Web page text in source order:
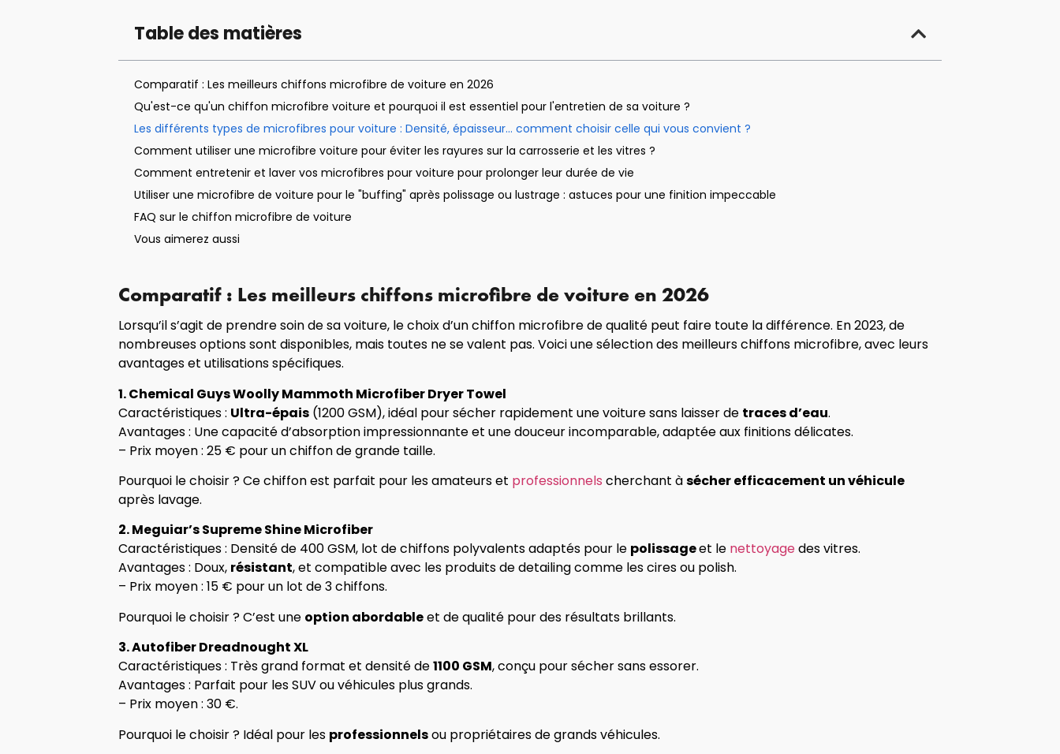
Table des matières
Comparatif : Les meilleurs chiffons microfibre de voiture en 2026
Qu'est-ce qu'un chiffon microfibre voiture et pourquoi il est essentiel pour l'entretien de sa voiture ?
Les différents types de microfibres pour voiture : Densité, épaisseur... comment choisir celle qui vous convient ?
Comment utiliser une microfibre voiture pour éviter les rayures sur la carrosserie et les vitres ?
Comment entretenir et laver vos microfibres pour voiture pour prolonger leur durée de vie
Utiliser une microfibre de voiture pour le "buffing" après polissage ou lustrage : astuces pour une finition impeccable
FAQ sur le chiffon microfibre de voiture
Vous aimerez aussi
Comparatif : Les meilleurs chiffons microfibre de voiture en 2026
Lorsqu’il s’agit de prendre soin de sa voiture, le choix d’un chiffon microfibre de qualité peut faire toute la différence. En 2023, de
nombreuses options sont disponibles, mais toutes ne se valent pas. Voici une sélection des meilleurs chiffons microfibre, avec leurs
avantages et utilisations spécifiques.
1. Chemical Guys Woolly Mammoth Microfiber Dryer Towel
Caractéristiques : Ultra-épais (1200 GSM), idéal pour sécher rapidement une voiture sans laisser de traces d’eau.
Avantages : Une capacité d’absorption impressionnante et une douceur incomparable, adaptée aux finitions délicates.
– Prix moyen : 25 € pour un chiffon de grande taille.
Pourquoi le choisir ? Ce chiffon est parfait pour les amateurs et professionnels cherchant àsécher efficacement un véhicule
après lavage.
2. Meguiar’s Supreme Shine Microfiber
Caractéristiques : Densité de 400 GSM, lot de chiffons polyvalents adaptés pour le polissageet le nettoyagedes vitres.
Avantages : Doux, résistant, et compatible avec les produits de detailing comme les cires ou polish.
– Prix moyen : 15 € pour un lot de 3 chiffons.
Pourquoi le choisir ? C’est une option abordableet de qualité pour des résultats brillants.
3. Autofiber Dreadnought XL
Caractéristiques : Très grand format et densité de1100 GSM, conçu pour sécher sans essorer.
Avantages : Parfait pour les SUV ou véhicules plus grands.
– Prix moyen : 30 €.
Pourquoi le choisir ? Idéal pour les professionnelsou propriétaires de grands véhicules.